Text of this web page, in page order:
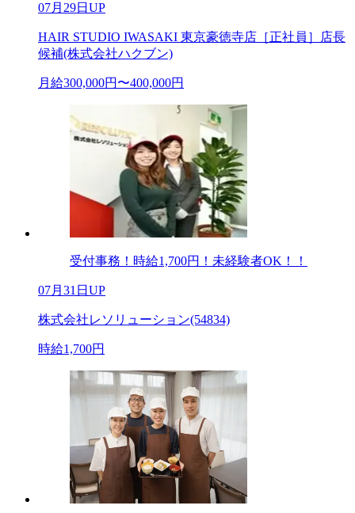
07月29日UP
HAIR STUDIO IWASAKI 東京豪徳寺店［正社員］店長
候補(株式会社ハクブン)
月給300,000円〜400,000円
受付事務！時給1,700円！未経験者OK！！
07月31日UP
株式会社レソリューション(54834)
時給1,700円